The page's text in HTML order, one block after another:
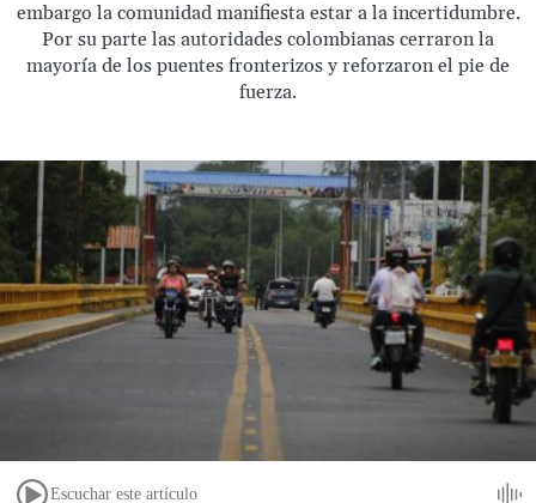
embargo la comunidad manifiesta estar a la incertidumbre.
Por su parte las autoridades colombianas cerraron la
mayoría de los puentes fronterizos y reforzaron el pie de
fuerza.
Escuchar este artículo